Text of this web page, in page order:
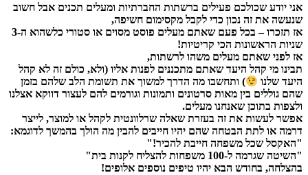
אני יודע שכולכם פעילים ברשתות החברתיות ומעלים תכנים אבל חשוב
שנעשה את זה נכון כדי לקבל מקסימום חשיפה,
אז תזכרו – בכל פעם שאתם מעלים פוסט מסוים או סטורי כלשהוא ה-3
שניות הראשונות הכי קריטיות!
אז לפני שאתם מעלים משהו לרשתות,
תבינו מי קהל היעד שאתם מתכננים לפנות אליו (ולא, כולם זה לא קהל
היעד שלנו
) ותחשבו מה הדרך למשוך את תשומת הלב שלהם בזמן
שהם גוללים בין מאות סרטונים ותמונות וגורמים להם לעצור דווקא אצלנו
ולצפות בתוכן שאנחנו מעלים.
אפשר לעשות את זה בעזרת שאלה שרלוונטית לקהל או למוצר, לייצר
דרמה או לתת הבטחה שהם יהיו חייבים להבין מה הולך בהמשך לדוגמא:
"האקסל שכל משפחה חייבת להכיר!"
"השיטה שגרמה ל-100 משפחות להצליח לקנות בית"
בהצלחה, בחודש הבא יהיו טיפים נוספים אלופים!